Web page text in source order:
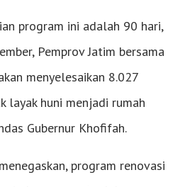
program ini adalah 90 hari,
Pemprov Jatim bersama
menyelesaikan 8.027
layak huni menjadi rumah
Gubernur Khofifah.
program renovasi